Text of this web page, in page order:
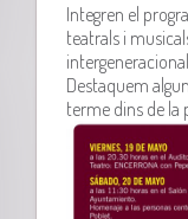
Integren el
teatrals i
Destaquem
terme dins de la